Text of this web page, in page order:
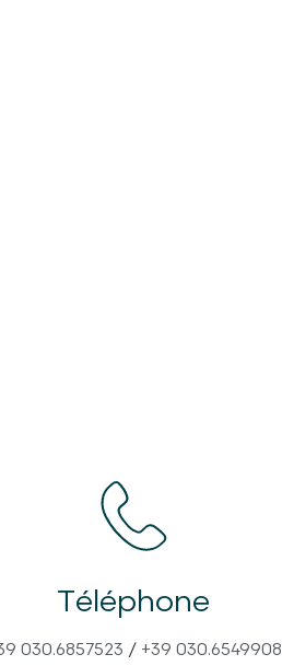
Téléphone
030.6857523 / +39 030.6549908